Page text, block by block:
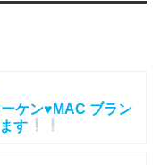
ケン♥MAC ブラン
す